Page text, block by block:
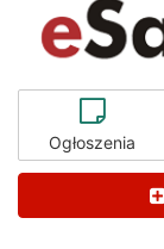
Ogłoszenia